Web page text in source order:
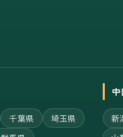
千葉県
埼玉県
新